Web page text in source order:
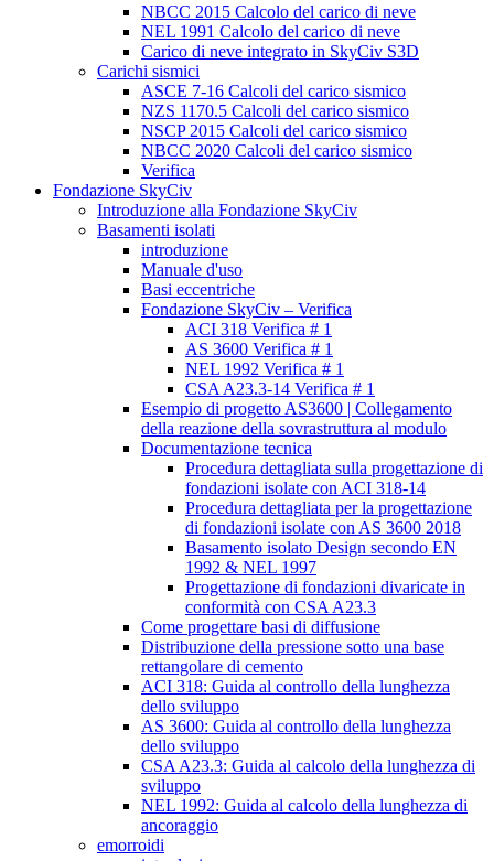
NBCC 2015 Calcolo del carico di neve
NEL 1991 Calcolo del carico di neve
Carico di neve integrato in SkyCiv S3D
Carichi sismici
ASCE 7-16 Calcoli del carico sismico
NZS 1170.5 Calcoli del carico sismico
NSCP 2015 Calcoli del carico sismico
NBCC 2020 Calcoli del carico sismico
Verifica
Fondazione SkyCiv
Introduzione alla Fondazione SkyCiv
Basamenti isolati
introduzione
Manuale d'uso
Basi eccentriche
Fondazione SkyCiv – Verifica
ACI 318 Verifica # 1
AS 3600 Verifica # 1
NEL 1992 Verifica # 1
CSA A23.3-14 Verifica # 1
Esempio di progetto AS3600 | Collegamento
della reazione della sovrastruttura al modulo
Documentazione tecnica
Procedura dettagliata sulla progettazione di
fondazioni isolate con ACI 318-14
Procedura dettagliata per la progettazione
di fondazioni isolate con AS 3600 2018
Basamento isolato Design secondo EN
1992 & NEL 1997
Progettazione di fondazioni divaricate in
conformità con CSA A23.3
Come progettare basi di diffusione
Distribuzione della pressione sotto una base
rettangolare di cemento
ACI 318: Guida al controllo della lunghezza
dello sviluppo
AS 3600: Guida al controllo della lunghezza
dello sviluppo
CSA A23.3: Guida al calcolo della lunghezza di
sviluppo
NEL 1992: Guida al calcolo della lunghezza di
ancoraggio
emorroidi